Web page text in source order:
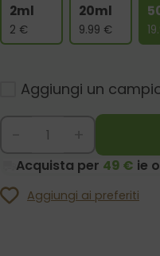
2ml
2 €
20ml
9.99 €
Aggiungi un
Acquista per 49 € ie
Aggiungi ai preferiti